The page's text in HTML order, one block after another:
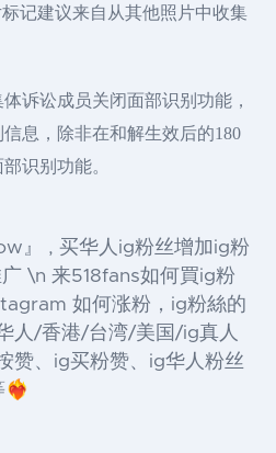
标记建议来自从其他照片中收集
诉讼成员关闭面部识别功能，
息，除非在和解生效后的180
识别功能。
』 , 买华人ig粉丝增加ig粉
\n 来518fans如何買ig粉
如何涨粉，ig粉絲的
人/香港/台湾/美国/ig真人
赞、ig买粉赞、ig华人粉丝